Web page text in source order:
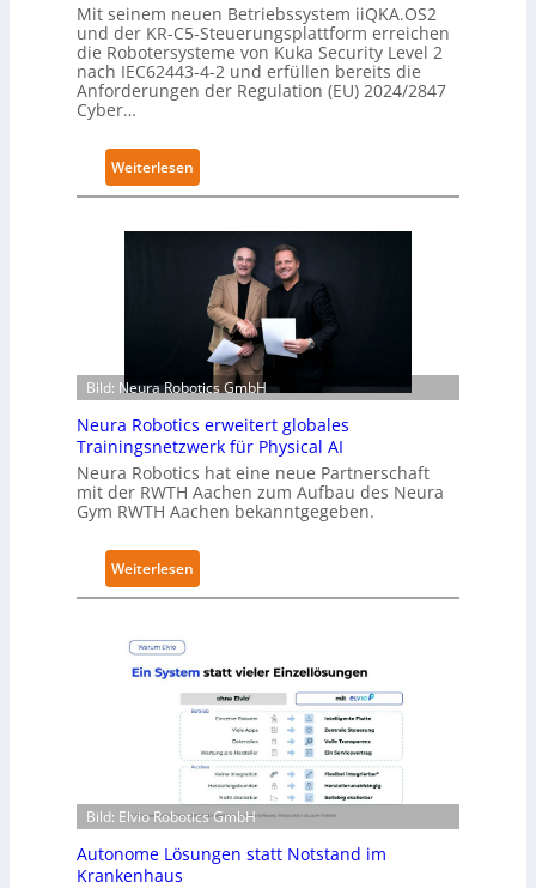
Mit seinem neuen Betriebssystem iiQKA.OS2
und der KR-C5-Steuerungsplattform erreichen
die Robotersysteme von Kuka Security Level 2
nach IEC62443-4-2 und erfüllen bereits die
Anforderungen der Regulation (EU) 2024/2847
Cyber…
Weiterlesen
K
l
t
S
e
c
u
t
L
e
v
l
2
Bild: Neura Robotics GmbH
Neura Robotics erweitert globales
Trainingsnetzwerk für Physical AI
Neura Robotics hat eine neue Partnerschaft
mit der RWTH Aachen zum Aufbau des Neura
Gym RWTH Aachen bekanntgegeben.
Weiterlesen
N
r
a
R
b
t
Bild: Elvio Robotics GmbH
Autonome Lösungen statt Notstand im
Krankenhaus